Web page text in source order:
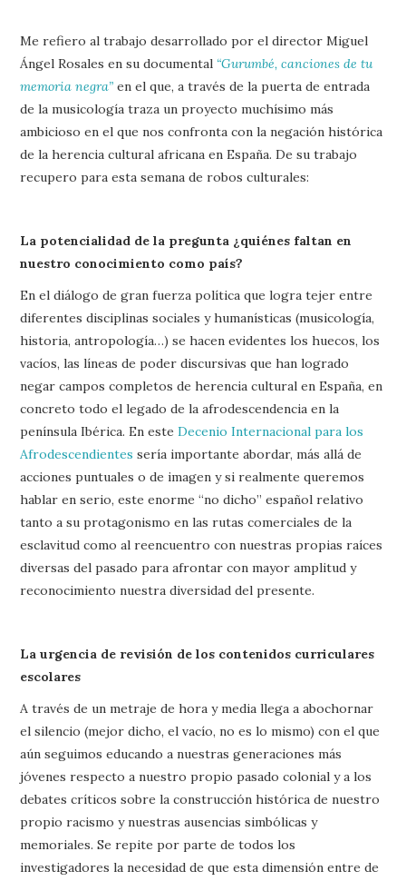
Me refiero al trabajo desarrollado por el director Miguel
Ángel Rosales en su documental “Gurumbé, canciones de tu
memoria negra”en el que, a través de la puerta de entrada
de la musicología traza un proyecto muchísimo más
ambicioso en el que nos confronta con la negación histórica
de la herencia cultural africana en España. De su trabajo
recupero para esta semana de robos culturales:
La potencialidad de la pregunta ¿quiénes faltan en
nuestro conocimiento como país?
En el diálogo de gran fuerza política que logra tejer entre
diferentes disciplinas sociales y humanísticas (musicología,
historia, antropología…) se hacen evidentes los huecos, los
vacíos, las líneas de poder discursivas que han logrado
negar campos completos de herencia cultural en España, en
concreto todo el legado de la afrodescendencia en la
península Ibérica. En esteDecenio Internacional para los
Afrodescendientes sería importante abordar, más allá de
acciones puntuales o de imagen y si realmente queremos
hablar en serio, este enorme “no dicho” español relativo
tanto a su protagonismo en las rutas comerciales de la
esclavitud como al reencuentro con nuestras propias raíces
diversas del pasado para afrontar con mayor amplitud y
reconocimiento nuestra diversidad del presente.
La urgencia de revisión de los contenidos curriculares
escolares
A través de un metraje de hora y media llega a abochornar
el silencio (mejor dicho, el vacío, no es lo mismo) con el que
aún seguimos educando a nuestras generaciones más
jóvenes respecto a nuestro propio pasado colonial y a los
debates críticos sobre la construcción histórica de nuestro
propio racismo y nuestras ausencias simbólicas y
memoriales. Se repite por parte de todos los
investigadores la necesidad de que esta dimensión entre de